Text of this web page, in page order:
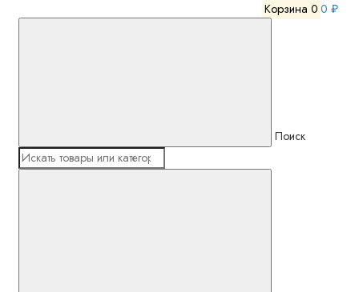
Корзина 0 0 ₽
Поиск